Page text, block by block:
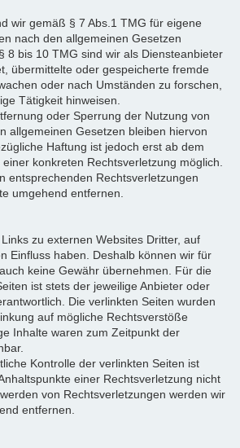
wir gemäß § 7 Abs.1 TMG für eigene
nach den allgemeinen Gesetzen
8 bis 10 TMG sind wir als Diensteanbieter
übermittelte oder gespeicherte fremde
oder nach Umständen zu forschen,
Tätigkeit hinweisen.
oder Sperrung der Nutzung von
allgemeinen Gesetzen bleiben hiervon
Haftung ist jedoch erst ab dem
konkreten Rechtsverletzung möglich.
entsprechenden Rechtsverletzungen
umgehend entfernen.
zu externen Websites Dritter, auf
Einfluss haben. Deshalb können wir für
keine Gewähr übernehmen. Für die
ist stets der jeweilige Anbieter oder
Die verlinkten Seiten wurden
auf mögliche Rechtsverstöße
Inhalte waren zum Zeitpunkt der
Kontrolle der verlinkten Seiten ist
einer Rechtsverletzung nicht
von Rechtsverletzungen werden wir
entfernen.